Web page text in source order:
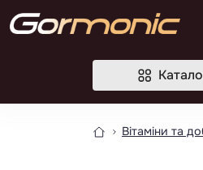
Вітаміни та